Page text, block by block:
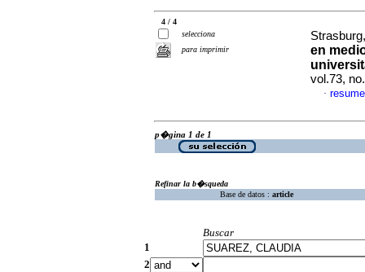
4 / 4
selecciona
para imprimir
en
vol.73,
·
p�gina 1 de 1
Refinar la b�squeda
Base de datos : article
Buscar
1
2